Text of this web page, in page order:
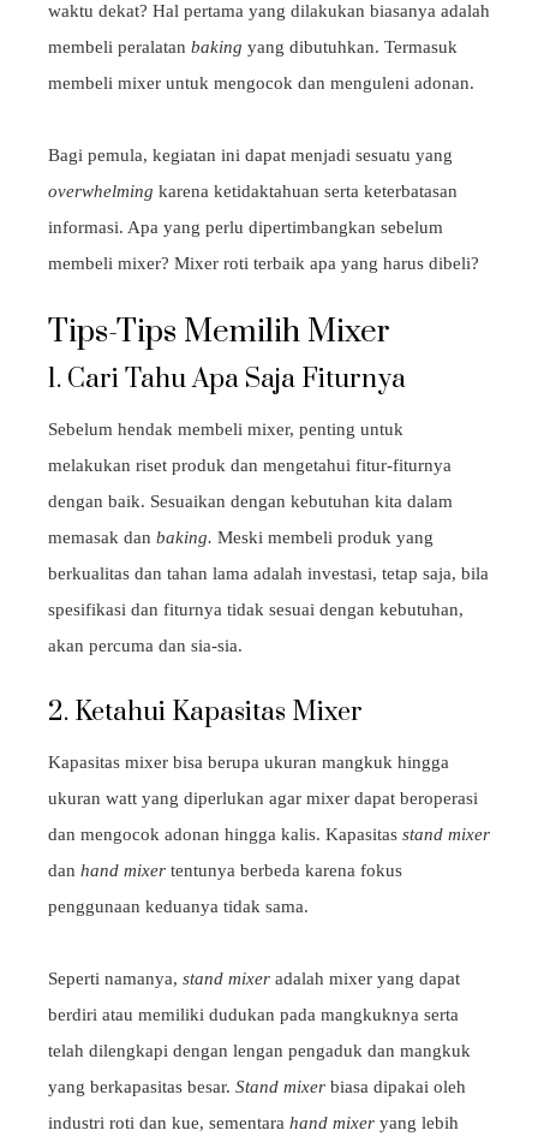
waktu dekat? Hal pertama yang dilakukan biasanya adalah
membeli peralatan baking yang dibutuhkan. Termasuk
membeli mixer untuk mengocok dan menguleni adonan.
Bagi pemula, kegiatan ini dapat menjadi sesuatu yang
overwhelming karena ketidaktahuan serta keterbatasan
informasi. Apa yang perlu dipertimbangkan sebelum
membeli mixer? Mixer roti terbaik apa yang harus dibeli?
Tips-Tips Memilih Mixer
1. Cari Tahu Apa Saja Fiturnya
Sebelum hendak membeli mixer, penting untuk
melakukan riset produk dan mengetahui fitur-fiturnya
dengan baik. Sesuaikan dengan kebutuhan kita dalam
memasak dan baking. Meski membeli produk yang
berkualitas dan tahan lama adalah investasi, tetap saja, bila
spesifikasi dan fiturnya tidak sesuai dengan kebutuhan,
akan percuma dan sia-sia.
2. Ketahui Kapasitas Mixer
Kapasitas mixer bisa berupa ukuran mangkuk hingga
ukuran watt yang diperlukan agar mixer dapat beroperasi
dan mengocok adonan hingga kalis. Kapasitas stand mixer
dan hand mixer tentunya berbeda karena fokus
penggunaan keduanya tidak sama.
Seperti namanya, stand mixer adalah mixer yang dapat
berdiri atau memiliki dudukan pada mangkuknya serta
telah dilengkapi dengan lengan pengaduk dan mangkuk
yang berkapasitas besar. Stand mixer biasa dipakai oleh
industri roti dan kue, sementara hand mixer yang lebih